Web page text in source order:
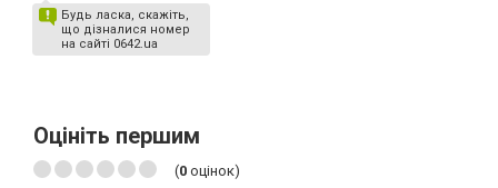
Будь ласка, скажіть,
що дізналися номер
на сайті 0642.ua
Оцініть першим
(0 оцінок)